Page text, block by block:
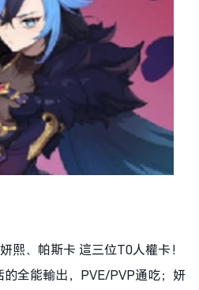
熙、帕斯卡 這三位T0人權卡！
全能輸出，PVE/PVP通吃；妍